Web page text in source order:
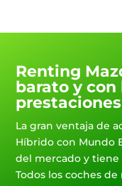
Renting
barato y con
La gran ventaja de
Híbrido con Mundo
del mercado y tiene
Todos los coches